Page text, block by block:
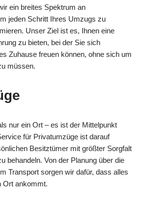
ein breites Spektrum an
jeden Schritt Ihres Umzugs zu
Unser Ziel ist es, Ihnen eine
zu bieten, bei der Sie sich
Zuhause freuen können, ohne sich um
müssen.
nur ein Ort – es ist der Mittelpunkt
für Privatumzüge ist darauf
Besitztümer mit größter Sorgfalt
behandeln. Von der Planung über die
Transport sorgen wir dafür, dass alles
Ort ankommt.